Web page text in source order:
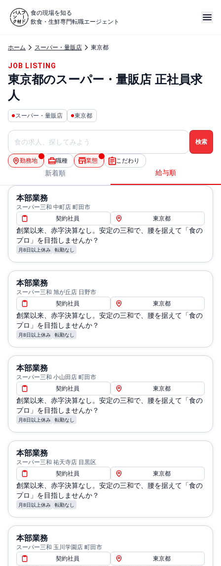
食の現場を知る
飲食・生鮮専門転職エージェント
ホーム スーパー・量販店 東京都
JOB LISTING
東京都のスーパー・量販店 正社員求
人
スーパー・量販店 東京都
勤務地 職種 業態 こだわり
新着順 給与順
本部業務
スーパー三和 中町店 町田市
契約社員
東京都
創業以来、赤字決算なし。安定の三和で、腰を据えて「食の
プロ」を目指しませんか？
月8日以上休み 転勤なし
本部業務
スーパー三和 旭が丘店 日野市
契約社員
東京都
創業以来、赤字決算なし。安定の三和で、腰を据えて「食の
プロ」を目指しませんか？
月8日以上休み 転勤なし
本部業務
スーパー三和 小山田店 町田市
契約社員
東京都
創業以来、赤字決算なし。安定の三和で、腰を据えて「食の
プロ」を目指しませんか？
月8日以上休み 転勤なし
本部業務
スーパー三和 祐天寺店 目黒区
契約社員
東京都
創業以来、赤字決算なし。安定の三和で、腰を据えて「食の
プロ」を目指しませんか？
月8日以上休み 転勤なし
本部業務
スーパー三和 玉川学園店 町田市
契約社員
東京都